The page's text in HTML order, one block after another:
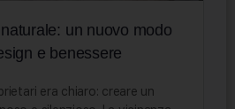
un nuovo modo
e benessere
era chiaro: creare un